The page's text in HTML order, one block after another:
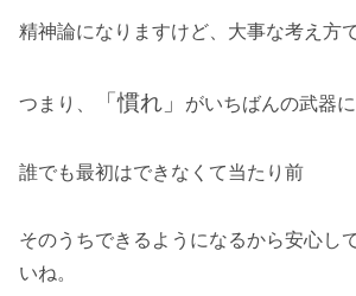
精神論になりますけど、大事な考え方で
つまり、 「慣れ」 がいちばんの武器に
誰でも最初はできなくて当たり前
そのうちできるようになるから安心し
いね。